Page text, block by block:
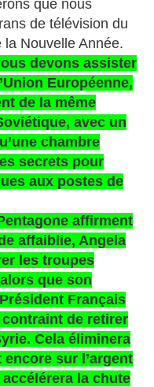
que nous
de télévision du
Nouvelle Année.
devons assister
Européenne,
de la même
avec un
chambre
secrets pour
aux postes de
affirment
affaiblie, Angela
les troupes
que son
Français
de retirer
Cela éliminera
sur l’argent
la chute